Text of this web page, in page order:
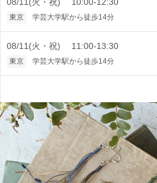
東京 学芸大学駅から徒歩14分
08/11(火・祝) 11:00-13:30
東京 学芸大学駅から徒歩14分